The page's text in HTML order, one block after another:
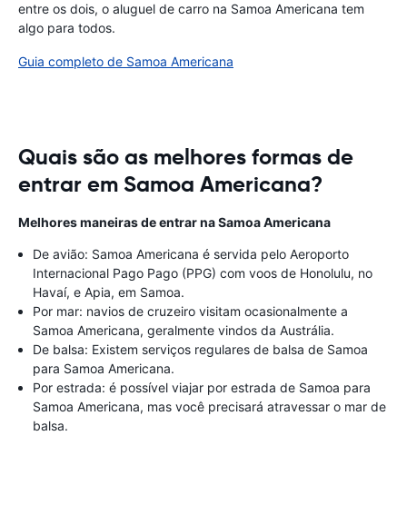
entre os dois, o aluguel de carro na Samoa Americana tem
algo para todos.
Guia completo de Samoa Americana
Quais são as melhores formas de
entrar em Samoa Americana?
Melhores maneiras de entrar na Samoa Americana
De avião: Samoa Americana é servida pelo Aeroporto
Internacional Pago Pago (PPG) com voos de Honolulu, no
Havaí, e Apia, em Samoa.
Por mar: navios de cruzeiro visitam ocasionalmente a
Samoa Americana, geralmente vindos da Austrália.
De balsa: Existem serviços regulares de balsa de Samoa
para Samoa Americana.
Por estrada: é possível viajar por estrada de Samoa para
Samoa Americana, mas você precisará atravessar o mar de
balsa.